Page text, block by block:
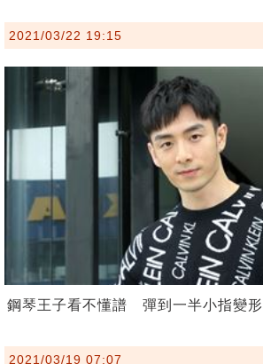
2021/03/22 19:15
鋼琴王子看不懂譜 彈到一半小指變形
2021/03/19 07:07